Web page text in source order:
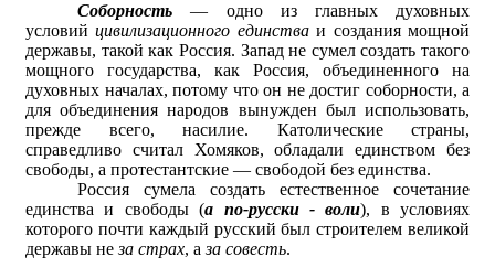
Соборность — одно из главных духовных
условийцивилизационного единстваи создания мощной
державы, такой как Россия. Запад не сумел создать такого
мощного государства, как Россия, объединенного на
духовных началах, потому что он не достиг соборности, а
для объединения народов вынужден был использовать,
прежде всего, насилие. Католические страны,
справедливо считал Хомяков, обладали единством без
свободы, а протестантские — свободой без единства.
Россия сумела создать естественное сочетание
единства и свободы (а по-русски - воли), в условиях
которого почти каждый русский был строителем великой
державы неза страх, аза совесть.